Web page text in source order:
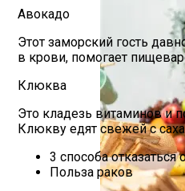
Авокадо
Этот заморский гость
в крови, помогает
Клюква
Это кладезь витаминов и
Клюкву едят свежей с
3 способа отказаться
Польза раков